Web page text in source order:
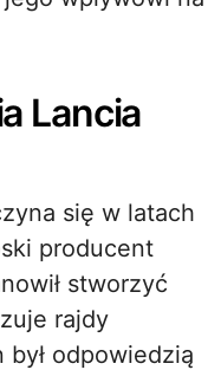
Lancia
się w latach
producent
stworzyć
rajdy
odpowiedzią